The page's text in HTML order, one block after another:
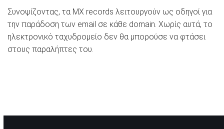
Συνοψίζοντας, τα MX records λειτουργούν ως οδηγοί για
την παράδοση των email σε κάθε domain. Χωρίς αυτά, το
ηλεκτρονικό ταχυδρομείο δεν θα μπορούσε να φτάσει
στους παραλήπτες του.